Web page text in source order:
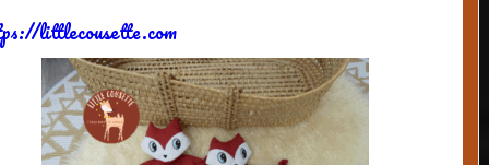
littlecousette.com